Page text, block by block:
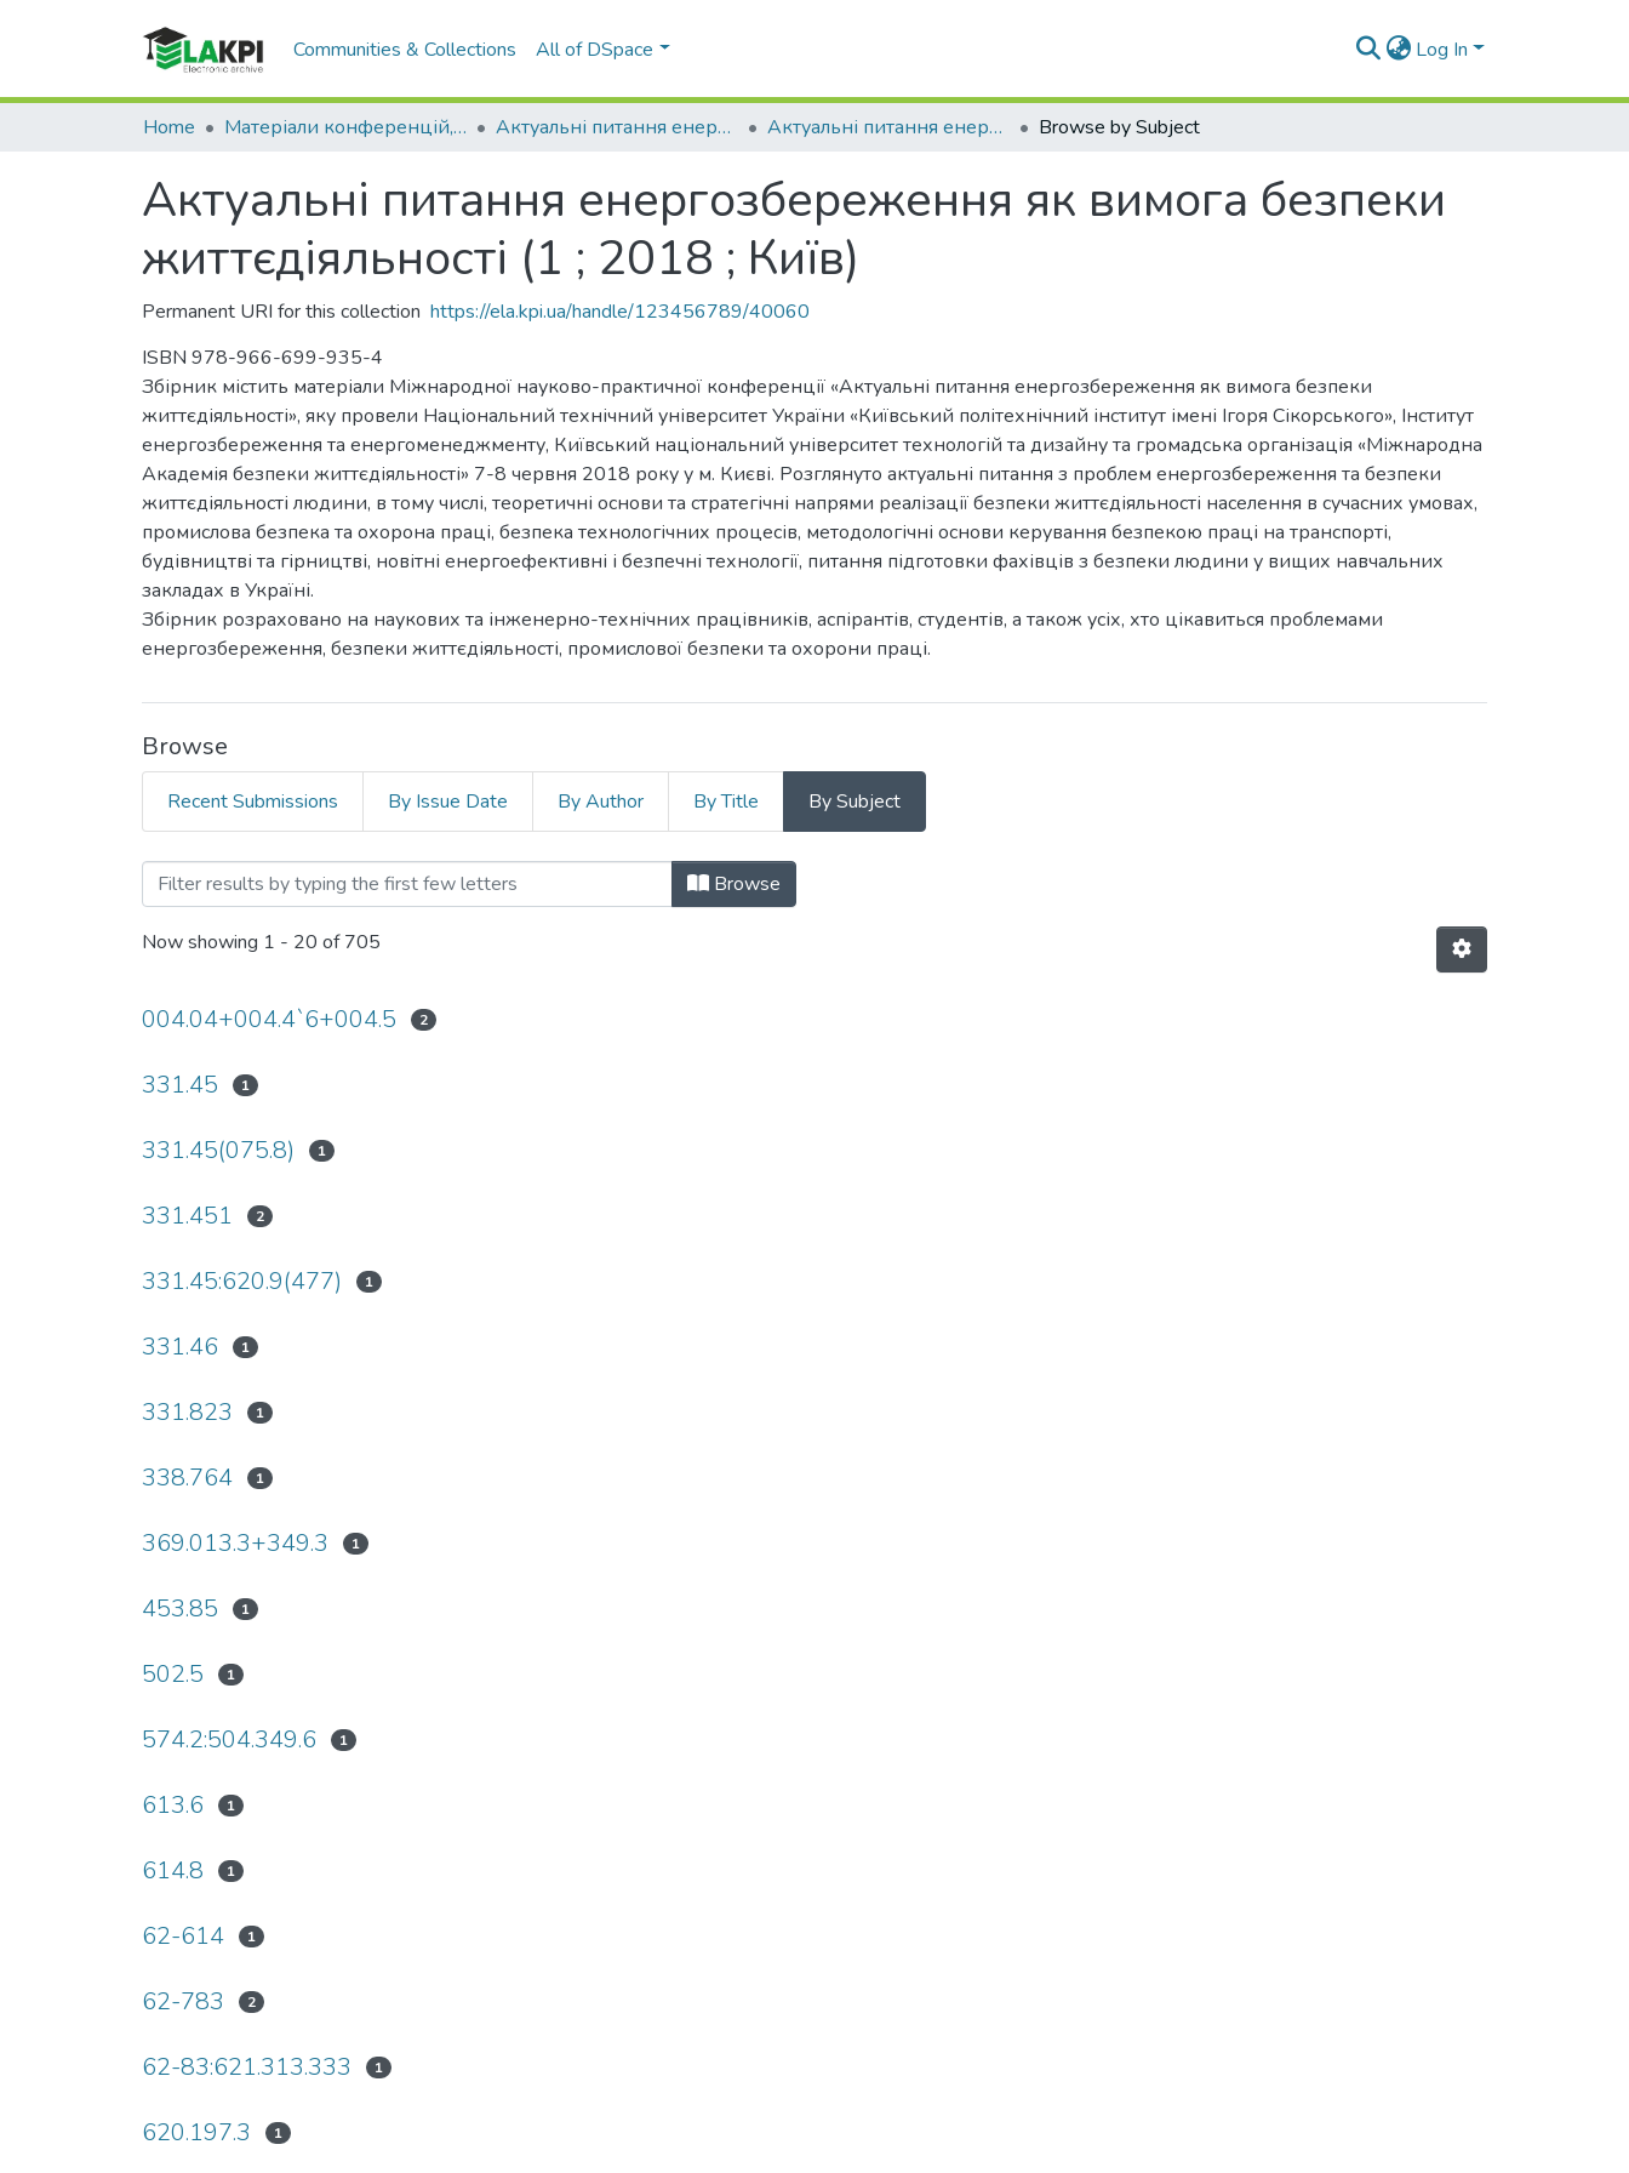
Communities & Collections All of DSpace Log In
Home Матеріали конференцій, семінарів і т.п. Актуальні питання енергозбереження як вимога безпеки життєдіяльності Актуальні питання енергозбереження як вимога безпеки життєдіяльності (1 ; 2018 ; Київ) Browse by Subject
Актуальні питання енергозбереження як вимога безпеки
життєдіяльності (1 ; 2018 ; Київ)
Permanent URI for this collection https://ela.kpi.ua/handle/123456789/40060
ISBN 978-966-699-935-4
Збірник містить матеріали Міжнародної науково-практичної конференції «Актуальні питання енергозбереження як вимога безпеки
життєдіяльності», яку провели Національний технічний університет України «Київський політехнічний інститут імені Ігоря Сікорського», Інститут
енергозбереження та енергоменеджменту, Київський національний університет технологій та дизайну та громадська організація «Міжнародна
Академія безпеки життєдіяльності» 7-8 червня 2018 року у м. Києві. Розглянуто актуальні питання з проблем енергозбереження та безпеки
життєдіяльності людини, в тому числі, теоретичні основи та стратегічні напрями реалізації безпеки життєдіяльності населення в сучасних умовах,
промислова безпека та охорона праці, безпека технологічних процесів, методологічні основи керування безпекою праці на транспорті,
будівництві та гірництві, новітні енергоефективні і безпечні технології, питання підготовки фахівців з безпеки людини у вищих навчальних
закладах в Україні.
Збірник розраховано на наукових та інженерно-технічних працівників, аспірантів, студентів, а також усіх, хто цікавиться проблемами
енергозбереження, безпеки життєдіяльності, промислової безпеки та охорони праці.
Browse
Recent Submissions By Issue Date By Author By Title By Subject
Browsing Актуальні питання енергозбереження як вимога безпеки життєдіяльності (1 ; 2018
Browse
Now showing 1 - 20 of 705
004.04+004.4`6+004.5 2
331.45 1
331.45(075.8) 1
331.451 2
331.45:620.9(477) 1
331.46 1
331.823 1
338.764 1
369.013.3+349.3 1
453.85 1
502.5 1
574.2:504.349.6 1
613.6 1
614.8 1
62-614 1
62-783 2
62-83:621.313.333 1
620.197.3 1